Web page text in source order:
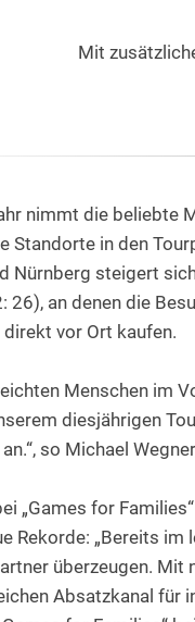
Mit
nimmt die beliebte
Standorte in den
Nürnberg steigert
26), an denen die
vor Ort kaufen.
Menschen im
diesjährigen
so Michael
„Games for
Rekorde: „Bereits
überzeugen.
Absatzkanal für